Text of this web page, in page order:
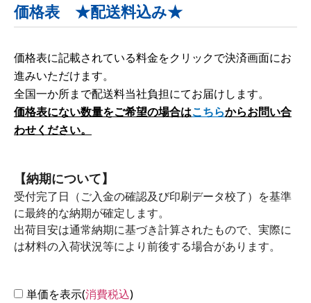
価格表 ★配送料込み★
価格表に記載されている料金をクリックで決済画面にお
進みいただけます。
全国一か所まで配送料当社負担にてお届けします。
価格表にない数量をご希望の場合はこちらからお問い合
わせください。
【納期について】
受付完了日（ご入金の確認及び印刷データ校了）を基準
に最終的な納期が確定します。
出荷目安は通常納期に基づき計算されたもので、実際に
は材料の入荷状況等により前後する場合があります。
単価を表示(消費税込)